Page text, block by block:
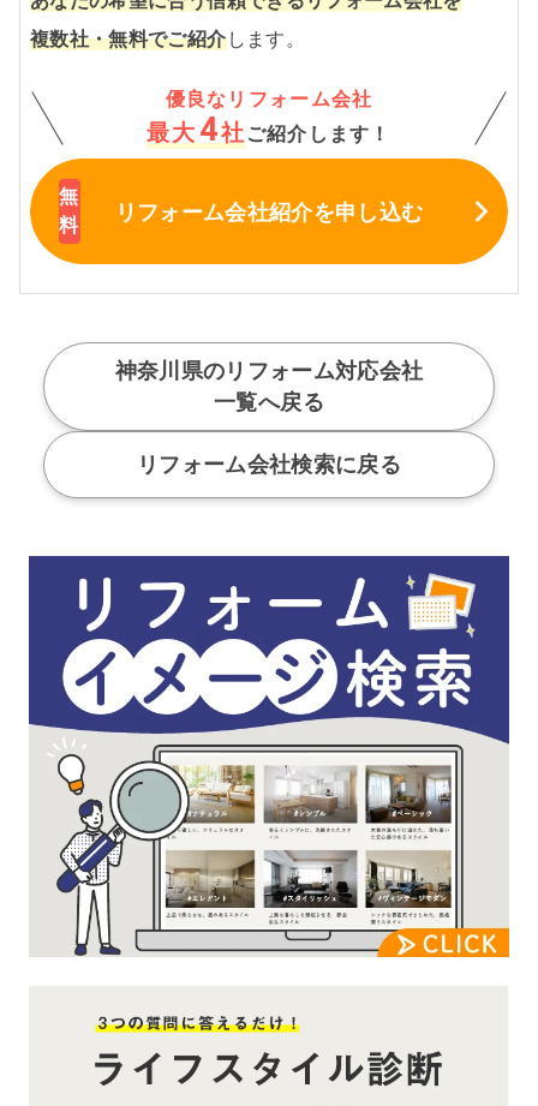
複数社・無料でご紹介します。
優良なリフォーム会社
最大 4社 ご紹介します！
リフォーム会社紹介を申し込む
神奈川県のリフォーム対応会社
一覧へ戻る
リフォーム会社検索に戻る